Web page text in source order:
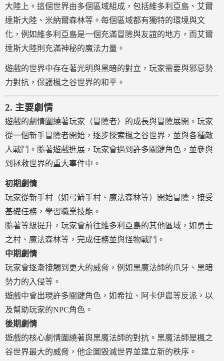
大陸上。這個世界由多個區域組成，包括維多利亞島、艾爾
達斯大陸、米納爾森林等。每個區域都有獨特的環境與文
化，例如維多利亞島是一個充滿冒險與友誼的地方，而艾爾
達斯大陸則充滿神秘的魔法力量。
遊戲的世界中存在著光明與黑暗的對立，玩家需要與邪惡勢
力對抗，保護楓之谷世界的和平。
2. 主要劇情
遊戲的劇情圍繞著玩家（冒險者）的成長與冒險展開。玩家
從一個新手冒險者開始，逐步探索楓之谷世界，並與各種敵
人戰鬥。隨著遊戲進展，玩家會遇到許多關鍵角色，並參與
到拯救世界的重大事件中。
初期劇情
玩家從新手村（如弓箭手村、魔法森林等）開始冒險，接受
基礎任務，學習職業技能。
隨著等級提升，玩家會前往維多利亞島的其他區域，如勇士
之村、魔法森林等，完成任務並與怪物戰鬥。
中期劇情
玩家會逐漸接觸到更大的威脅，例如黑魔法師的爪牙、黑暗
勢力的入侵等。
遊戲中會出現許多關鍵角色，如希拉、阿卡伊農等反派，以
及幫助玩家的NPC角色。
後期劇情
遊戲的核心劇情圍繞著與黑魔法師的對抗。黑魔法師是楓之
谷世界最大的威脅，他企圖毀滅世界並建立新的秩序。